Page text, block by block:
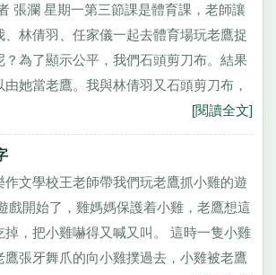
張瀾 星期一第三節課是體育課，老師讓
、林倩羽、任家儀一起去體育場玩老鷹捉
？為了顯示公平，我們石頭剪刀布。結果
她當老鷹。我與林倩羽又石頭剪刀布，
[閱讀全文]
作文學校王老師帶我們玩老鷹抓小雞的遊
戲開始了，雞媽媽保護着小雞，老鷹想這
掉，把小雞嚇得又喊又叫。 這時一隻小雞
鷹張牙舞爪的向小雞撲過去，小雞被老鷹